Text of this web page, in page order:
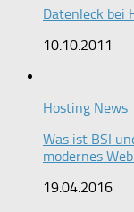
Datenleck bei
10.10.2011
Hosting News
Was ist BSI
modernes
19.04.2016